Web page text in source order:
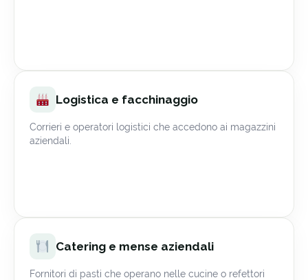
Logistica e facchinaggio
Corrieri e operatori logistici che accedono ai magazzini
aziendali.
Catering e mense aziendali
Fornitori di pasti che operano nelle cucine o refettori